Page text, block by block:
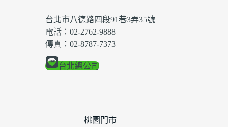
台北市八德路四段91巷3弄35號
電話：02-2762-9888
傳真：02-8787-7373
台北總公司
桃園門市